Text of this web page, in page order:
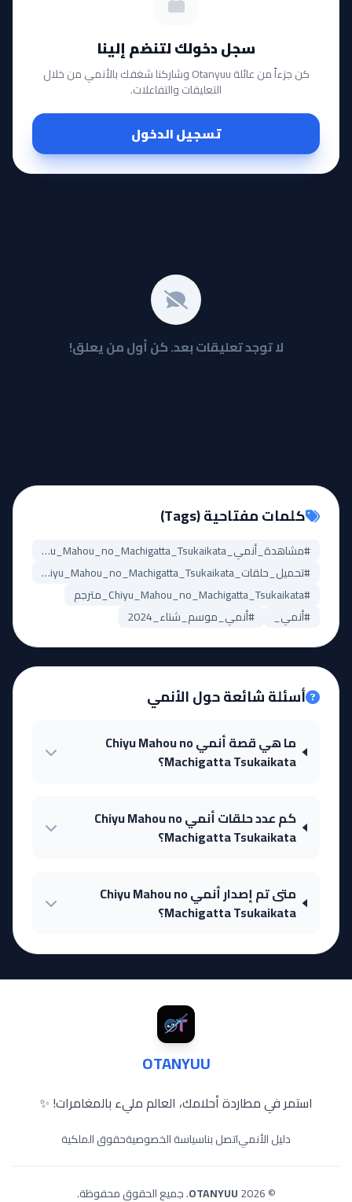
سجل دخولك لتنضم إلينا
كن جزءاً من عائلة Otanyuu وشاركنا شغفك بالأنمي من خلال
التعليقات والتفاعلات.
تسجيل الدخول
لا توجد تعليقات بعد. كن أول من يعلق!
كلمات مفتاحية (Tags)
#مشاهدة_أنمي_Chiyu_Mahou_no_Machigatta_Tsukaikata
#تحميل_حلقات_Chiyu_Mahou_no_Machigatta_Tsukaikata
#Chiyu_Mahou_no_Machigatta_Tsukaikata_مترجم
#أنمي_
#أنمي_موسم_شتاء_2024
أسئلة شائعة حول الأنمي
ما هي قصة أنمي Chiyu Mahou no
Machigatta Tsukaikata؟
كم عدد حلقات أنمي Chiyu Mahou no
Machigatta Tsukaikata؟
متى تم إصدار أنمي Chiyu Mahou no
Machigatta Tsukaikata؟
OTANYUU
استمر في مطاردة أحلامك، العالم مليء بالمغامرات! ✨
دليل الأنمياتصل بناسياسة الخصوصيةحقوق الملكية
© 2026
OTANYUU. جميع الحقوق محفوظة.